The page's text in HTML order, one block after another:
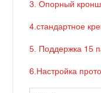
3. Опорный
4.стандартное
5. Поддержка 15
6.Настройка